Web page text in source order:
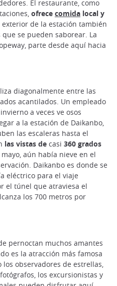
El restaurante, como
ofrece comida local y
de la estación también
se pueden saborear. La
parte desde aquí hacia
diagonalmente entre las
acantilados. Un empleado
a veces ve osos
a la estación de Daikanbo,
las escaleras hasta el
las vistas de casi 360 grados
aún había nieve en el
Daikanbo es donde se
eléctrico para el viaje
el túnel que atraviesa el
los 700 metros por
pernoctan muchos amantes
es la atracción más famosa
observadores de estrellas,
los excursionistas y